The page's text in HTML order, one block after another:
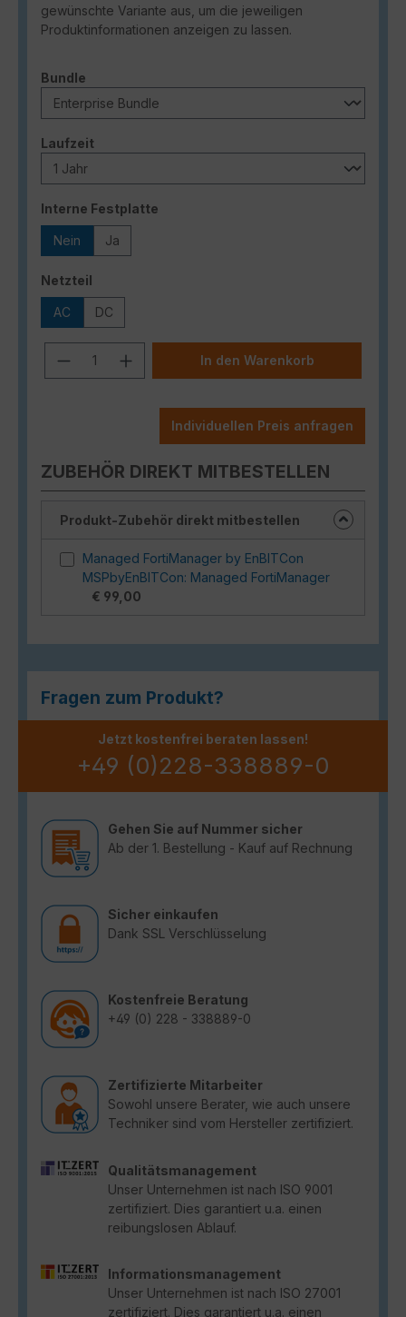
gewünschte Variante aus, um die jeweiligen
Produktinformationen anzeigen zu lassen.
Bundle
Laufzeitauswählen
Interne Festplatte
Nein Ja
Netzteil
AC DC
Produkt Anzahl: Gib den
In den Warenkorb
Individuellen Preis anfragen
ZUBEHÖR DIREKT MITBESTELLEN
Produkt-Zubehör direkt mitbestellen
Managed FortiManager by EnBITCon
MSPbyEnBITCon: Managed FortiManager
€ 99,00
Fragen zum Produkt?
Jetzt kostenfrei beraten lassen!
+49 (0)228-338889-0
Gehen Sie auf Nummer sicher
Ab der 1. Bestellung - Kauf auf Rechnung
Sicher einkaufen
Dank SSL Verschlüsselung
Kostenfreie Beratung
+49 (0) 228 - 338889-0
Zertifizierte Mitarbeiter
Sowohl unsere Berater, wie auch unsere
Techniker sind vom Hersteller zertifiziert.
Qualitätsmanagement
Unser Unternehmen ist nach ISO 9001
zertifiziert. Dies garantiert u.a. einen
reibungslosen Ablauf.
Informationsmanagement
Unser Unternehmen ist nach ISO 27001
zertifiziert. Dies garantiert u.a. einen